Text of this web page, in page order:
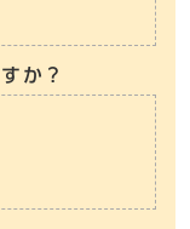
か？